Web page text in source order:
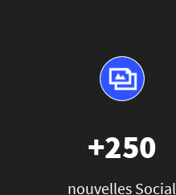
+250
nouvelles Social